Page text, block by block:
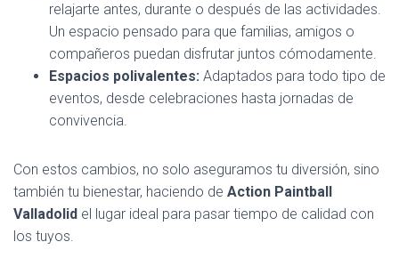
relajarte antes, durante o después de las actividades.
Un espacio pensado para que familias, amigos o
compañeros puedan disfrutar juntos cómodamente.
Espacios polivalentes: Adaptados para todo tipo de
eventos, desde celebraciones hasta jornadas de
convivencia.
Con estos cambios, no solo aseguramos tu diversión, sino
también tu bienestar, haciendo de Action Paintball
Valladolid el lugar ideal para pasar tiempo de calidad con
los tuyos.